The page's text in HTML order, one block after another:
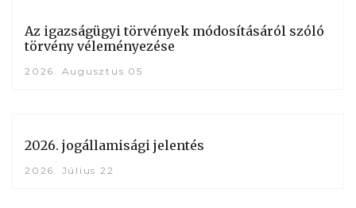
Az igazságügyi törvények módosításáról szóló
törvény véleményezése
2026. Augusztus 05
2026. jogállamisági jelentés
2026. Július 22